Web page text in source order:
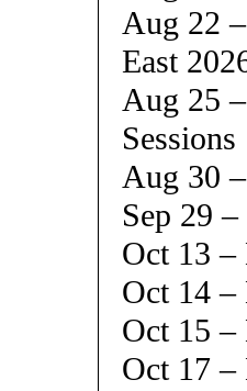
Aug 22
East
Aug 25
Sessions
Aug 30
Sep 29
Oct 13 –
Oct 14 –
Oct 15
Oct 17 –